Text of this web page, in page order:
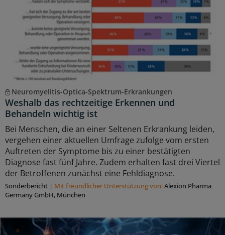
Neuromyelitis-Optica-Spektrum-Erkrankungen
Weshalb das rechtzeitige Erkennen und
Behandeln wichtig ist
Bei Menschen, die an einer Seltenen Erkrankung leiden,
vergehen einer aktuellen Umfrage zufolge vom ersten
Auftreten der Symptome bis zu einer bestätigten
Diagnose fast fünf Jahre. Zudem erhalten fast drei Viertel
der Betroffenen zunächst eine Fehldiagnose.
Sonderbericht | Mit freundlicher Unterstützung von:Alexion Pharma
Germany GmbH, München